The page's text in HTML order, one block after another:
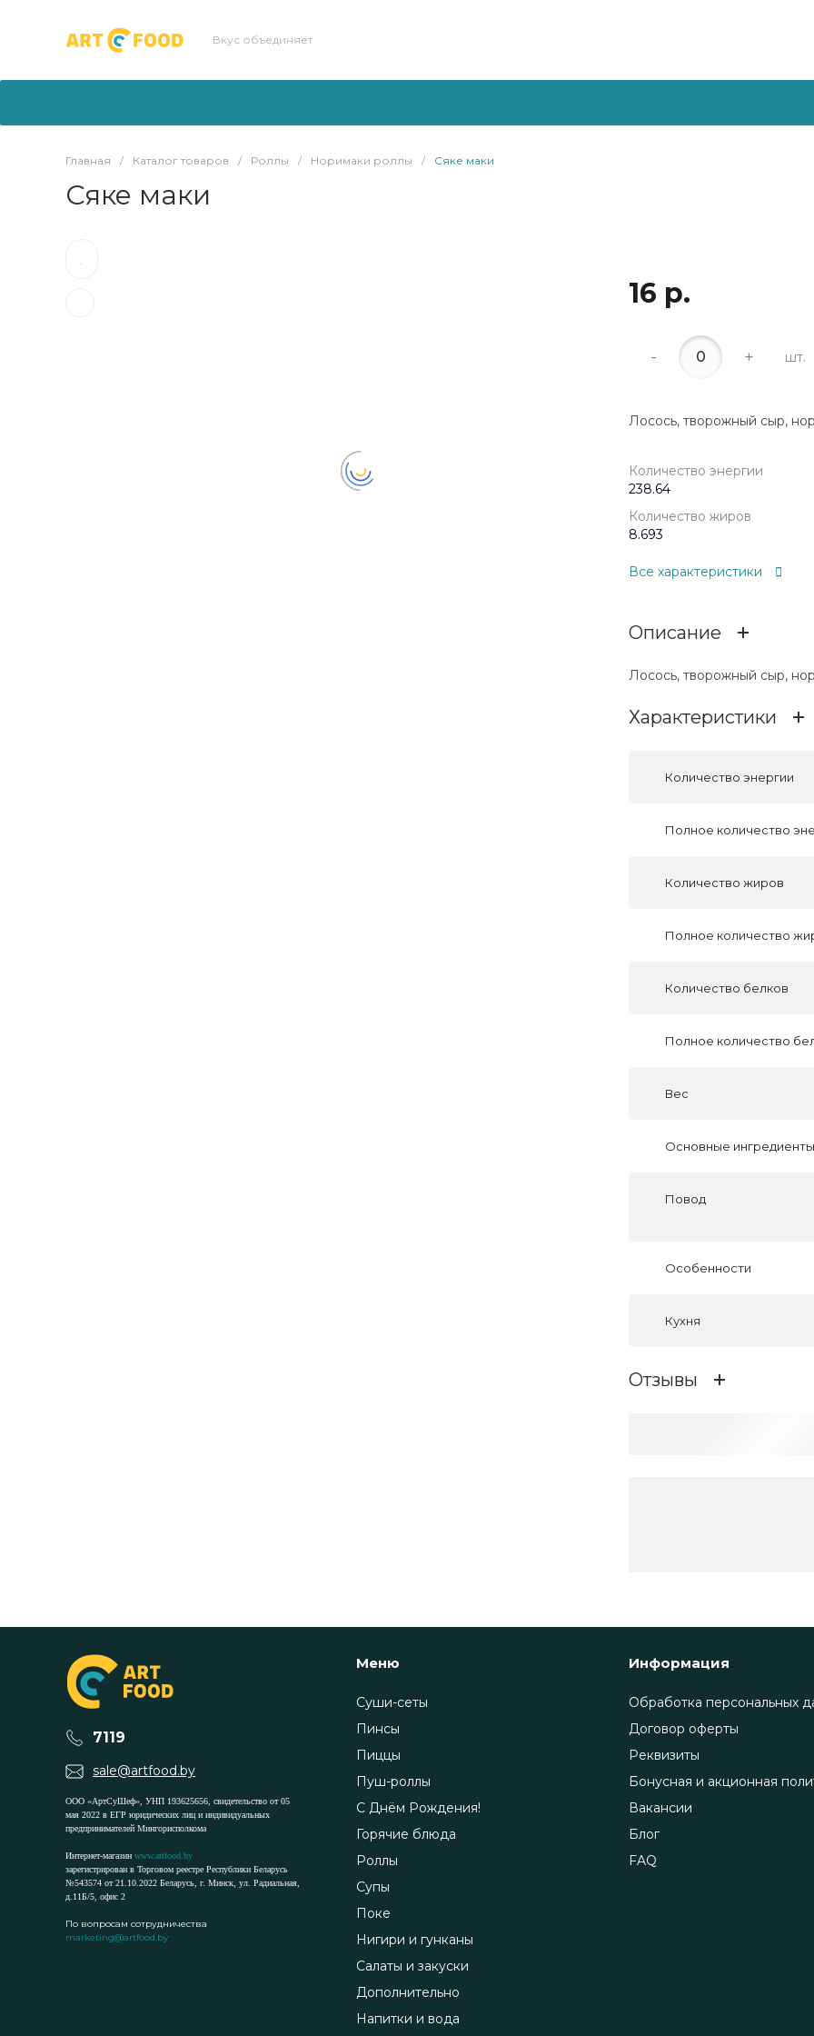
Вкус объединяет
Главная / Каталог товаров / Роллы / Норимаки роллы / Сяке маки
Сяке маки
16 р.
- + шт.
Лосось, творожный сыр,
Количество энергии
238.64
Количество жиров
8.693
Все характеристики
Описание
Лосось, творожный сыр,
Характеристики
Количество энергии
Полное количество
Количество жиров
Полное количество
Количество белков
Полное количество
Вес
Основные ингредиенты
Повод
Особенности
Кухня
Отзывы
7119
sale@artfood.by
ООО «АртСуШеф», УНП 193625656, свидетельство от 05
мая 2022 в ЕГР юридических лиц и индивидуальных
предпринимателей Мингорисполкома
Интернет-магазин www.artfood.by
зарегистрирован в Торговом реестре Республики Беларусь
№543574 от 21.10.2022 Беларусь, г. Минск, ул. Радиальная,
д.11Б/5, офис 2
По вопросам сотрудничества
marketing@artfood.by
Меню
Суши-сеты
Пинсы
Пиццы
Пуш-роллы
С Днём Рождения!
Горячие блюда
Роллы
Супы
Поке
Нигири и гунканы
Салаты и закуски
Дополнительно
Напитки и вода
Информация
Обработка персональных
Договор оферты
Реквизиты
Бонусная и акционная
Вакансии
Блог
FAQ